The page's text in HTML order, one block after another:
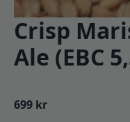
Crisp
Ale (EBC
699 kr